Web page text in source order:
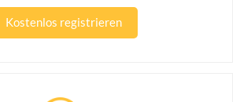
Kostenlos registrieren